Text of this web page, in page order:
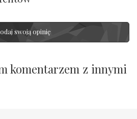
swoją opinię
komentarzem z innymi